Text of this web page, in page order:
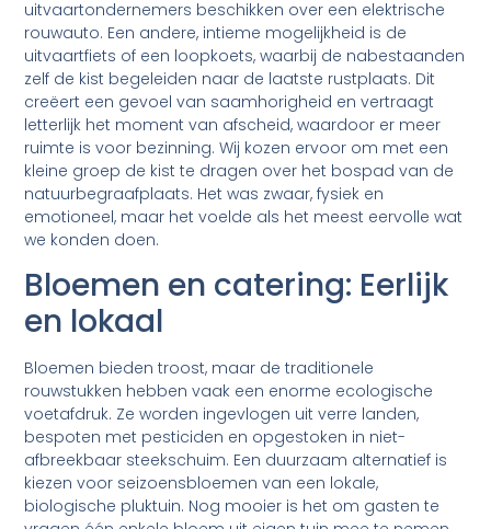
uitvaartondernemers beschikken over een elektrische
rouwauto. Een andere, intieme mogelijkheid is de
uitvaartfiets of een loopkoets, waarbij de nabestaanden
zelf de kist begeleiden naar de laatste rustplaats. Dit
creëert een gevoel van saamhorigheid en vertraagt
letterlijk het moment van afscheid, waardoor er meer
ruimte is voor bezinning. Wij kozen ervoor om met een
kleine groep de kist te dragen over het bospad van de
natuurbegraafplaats. Het was zwaar, fysiek en
emotioneel, maar het voelde als het meest eervolle wat
we konden doen.
Bloemen en catering: Eerlijk
en lokaal
Bloemen bieden troost, maar de traditionele
rouwstukken hebben vaak een enorme ecologische
voetafdruk. Ze worden ingevlogen uit verre landen,
bespoten met pesticiden en opgestoken in niet-
afbreekbaar steekschuim. Een duurzaam alternatief is
kiezen voor seizoensbloemen van een lokale,
biologische pluktuin. Nog mooier is het om gasten te